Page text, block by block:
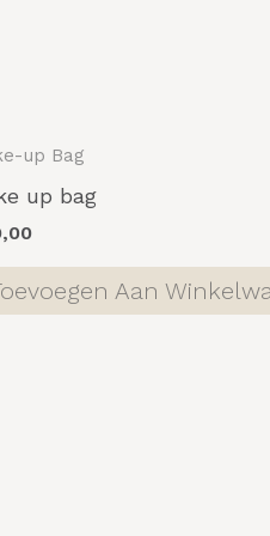
up Bag
up bag
Aan